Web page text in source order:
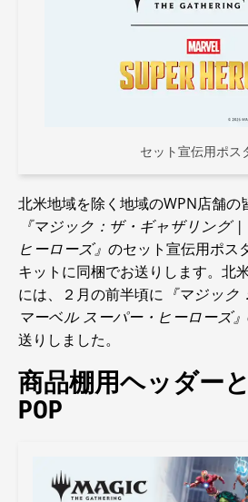
セット宣伝用ポス
北米地域を除く地域のWPN店舗の
『マジック：ザ・ギャザリング |
ヒーローズ』 のセット宣伝用ポス
キットに同梱でお送りします。北
には、２月の前半頃に 『マジッ
マーベル スーパー・ヒーローズ』
送りしました。
商品棚用ヘッダー
POP